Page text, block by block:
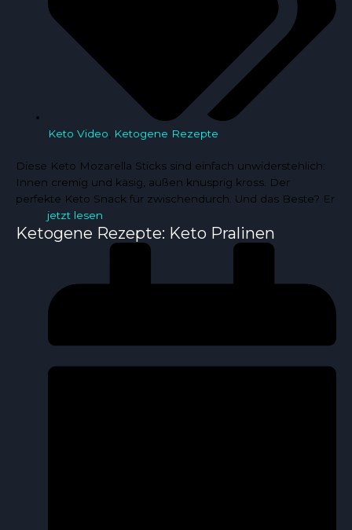
Keto Video Ketogene Rezepte
Diese Keto Mozarella Sticks sind einfach unwiderstehlich:
Innen cremig und käsig, außen knusprig kross. Der
perfekte Keto Snack für zwischendurch. Und das Beste? Er
jetzt lesen
Ketogene Rezepte: Keto Pralinen